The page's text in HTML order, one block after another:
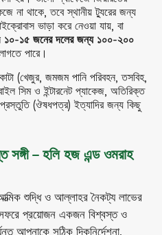
না থাকে, তবে স্থানীয় ট্যুরের জন্য
ভাড়া করে নেওয়া যায়, বা
১০-১৫ জনের দলের জন্য ১০০-২০০
পারে।
(খেজুর, জমজম পানি পরিবহন, তসবিহ,
সিম ও ইন্টারনেট প্যাকেজ, অতিরিক্ত
প্রস্তুতি (ঔষধপত্র) ইত্যাদির জন্য কিছু
– হলি হজ এন্ড ওমরাহ
শুদ্ধি ও আল্লাহর নৈকট্য লাভের
প্রয়োজন একজন বিশ্বস্ত ও
আপনাকে সঠিক দিকনির্দেশনা,